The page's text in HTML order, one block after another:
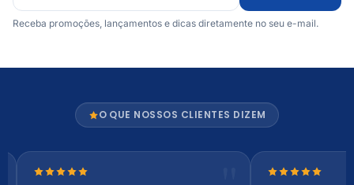
Receba promoções, lançamentos e dicas diretamente no seu e-mail.
O QUE NOSSOS CLIENTES DIZEM
Nota 5 de 5 estrelas Nota 5 de 5